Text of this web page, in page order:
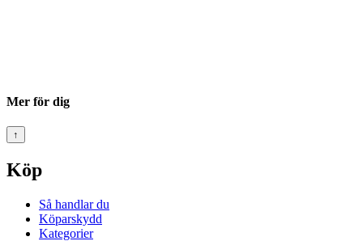
Mer för dig
↑
Köp
Så handlar du
Köparskydd
Kategorier